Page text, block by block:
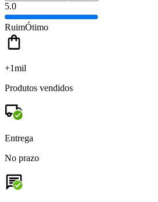
5.0
RuimÓtimo
+1mil
Produtos vendidos
Entrega
No prazo